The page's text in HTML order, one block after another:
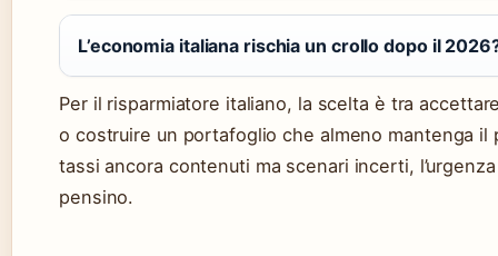
L’economia italiana rischia un crollo dopo il
Per il risparmiatore italiano, la scelta è tra
o costruire un portafoglio che almeno mantenga il
tassi ancora contenuti ma scenari incerti,
pensino.